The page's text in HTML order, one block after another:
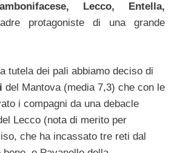
Lecco, Entella,
protagoniste di una grande
tutela dei pali abbiamo deciso di
del Mantova (media 7,3) che con le
i compagni da una debacle
Lecco (nota di merito per
che ha incassato tre reti dal